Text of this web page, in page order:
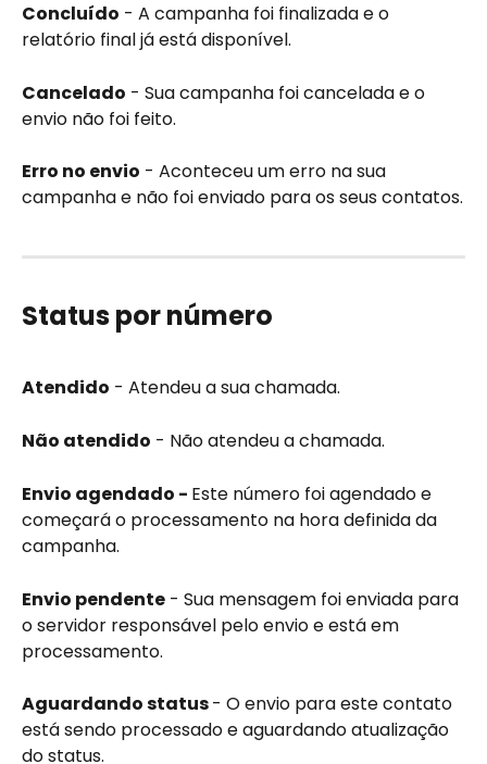
Concluído - A campanha foi finalizada e o
relatório final já está disponível.
Cancelado - Sua campanha foi cancelada e o
envio não foi feito.
Erro no envio - Aconteceu um erro na sua
campanha e não foi enviado para os seus contatos.
Status por número
Atendido - Atendeu a sua chamada.
Não atendido - Não atendeu a chamada.
Envio agendado - Este número foi agendado e
começará o processamento na hora definida da
campanha.
Envio pendente - Sua mensagem foi enviada para
o servidor responsável pelo envio e está em
processamento.
Aguardando status - O envio para este contato
está sendo processado e aguardando atualização
do status.